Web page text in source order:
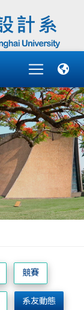
競賽
系友動態